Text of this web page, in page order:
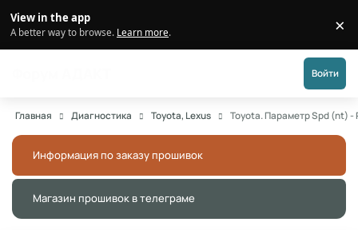
View in the app
A better way to browse. Learn more. ×
Войти
Главная Диагностика Toyota, Lexus Toyota. Параметр Spd (nt) -
Информация по заказу прошивок
Магазин прошивок в телеграме